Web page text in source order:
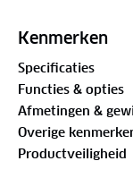
regenbui. De
bohemien print
Door het
als schoudertas
Kenmerken
Specificaties
Functies & opties
Afmetingen &
Overige
Productveiligheid